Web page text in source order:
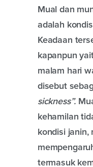
Mual dan
adalah
Keadaan
kapanpun
malam hari
disebut
sickness”.
kehamilan
kondisi janin,
termasuk